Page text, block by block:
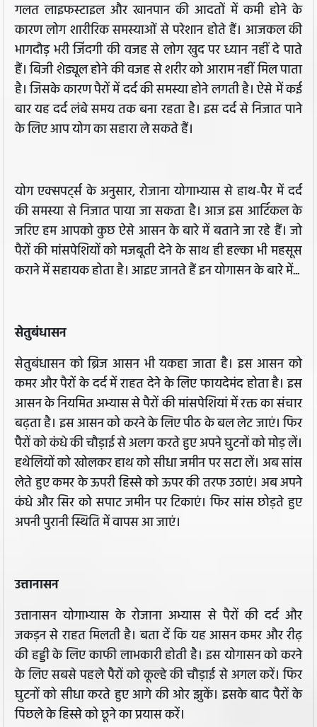
गलत लाइफस्टाइल और खानपान की आदतों में कमी होने के
कारण लोग शारीरिक समस्याओं से परेशान होते हैं। आजकल की
भागदौड़ भरी जिंदगी की वजह से लोग खुद पर ध्यान नहीं दे पाते
हैं। बिजी शेड्यूल होने की वजह से शरीर को आराम नहीं मिल पाता
है। जिसके कारण पैरों में दर्द की समस्या होने लगती है। ऐसे में कई
बार यह दर्द लंबे समय तक बना रहता है। इस दर्द से निजात पाने
के लिए आप योग का सहारा ले सकते हैं।
योग एक्सपर्ट्स के अनुसार, रोजाना योगाभ्यास से हाथ-पैर में दर्द
की समस्या से निजात पाया जा सकता है। आज इस आर्टिकल के
जरिए हम आपको कुछ ऐसे आसन के बारे में बताने जा रहे हैं। जो
पैरों की मांसपेशियों को मजबूती देने के साथ ही हल्का भी महसूस
कराने में सहायक होता है। आइए जानते हैं इन योगासन के बारे में...
सेतुबंधासन
सेतुबंधासन को ब्रिज आसन भी यकहा जाता है। इस आसन को
कमर और पैरों के दर्द में राहत देने के लिए फायदेमंद होता है। इस
आसन के नियमित अभ्यास से पैरों की मांसपेशियां में रक्त का संचार
बढ़ता है। इस आसन को करने के लिए पीठ के बल लेट जाएं। फिर
पैरों को कंधे की चौड़ाई से अलग करते हुए अपने घुटनों को मोड़ लें।
हथेलियों को खोलकर हाथ को सीधा जमीन पर सटा लें। अब सांस
लेते हुए कमर के ऊपरी हिस्से को ऊपर की तरफ उठाएं। अब अपने
कंधे और सिर को सपाट जमीन पर टिकाएं। फिर सांस छोड़ते हुए
अपनी पुरानी स्थिति में वापस आ जाएं।
उत्तानासन
उत्तानासन योगाभ्यास के रोजाना अभ्यास से पैरों की दर्द और
जकड़न से राहत मिलती है। बता दें कि यह आसन कमर और रीढ़
की हड्डी के लिए काफी लाभकारी होती है। इस योगासन को करने
के लिए सबसे पहले पैरों को कूल्हे की चौड़ाई से अगल करें। फिर
घुटनों को सीधा करते हुए आगे की ओर झुकें। इसके बाद पैरों के
पिछले के हिस्से को छूने का प्रयास करें।